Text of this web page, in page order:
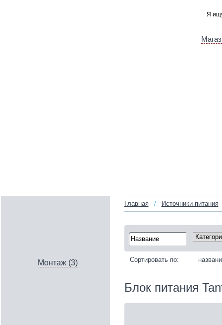
Монтаж (3)
Главная / Источники питания
Сортировать по:
Блок питания